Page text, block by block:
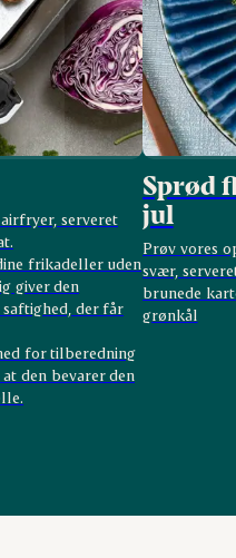
serveret
frikadeller uden
giver den
der får
for tilberedning
den bevarer den
Sprød
jul
Prøv vores
svær,
brunede
grønkål